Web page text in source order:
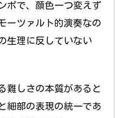
ポで、顔色一つ変えず
ーツァルト的演奏なの
生理に反していない
難しさの本質があると
細部の表現の統一であ